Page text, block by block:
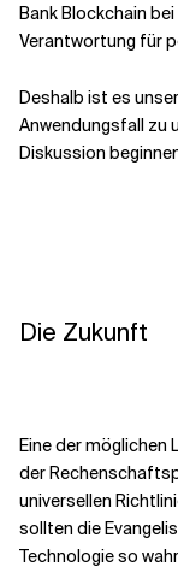
Bank Blockchain
Verantwortung für
Deshalb ist es
Anwendungsfall zu
Diskussion
Die Zukunft
Eine der möglichen
der
universellen
sollten die
Technologie so